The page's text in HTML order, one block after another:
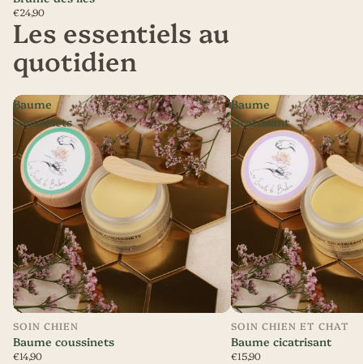
€24,90
Les essentiels au
quotidien
Baume
coussinets
SOIN CHIEN
Baume coussinets
€14,90
Baume
cicatrisant
SOIN CHIEN ET CHAT
Baume cicatrisant
€15,90